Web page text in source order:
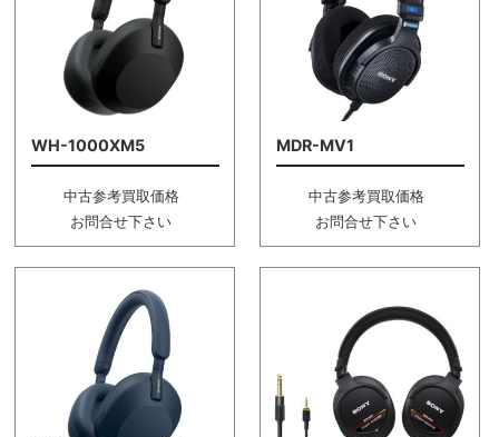
WH-1000XM5
中古参考買取価格
お問合せ下さい
MDR-MV1
中古参考買取価格
お問合せ下さい